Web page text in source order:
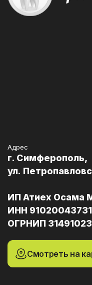
Адрес
г. Симферополь,
ул.
ИП Атиех Осама
ИНН
ОГРНИП
Смотреть на